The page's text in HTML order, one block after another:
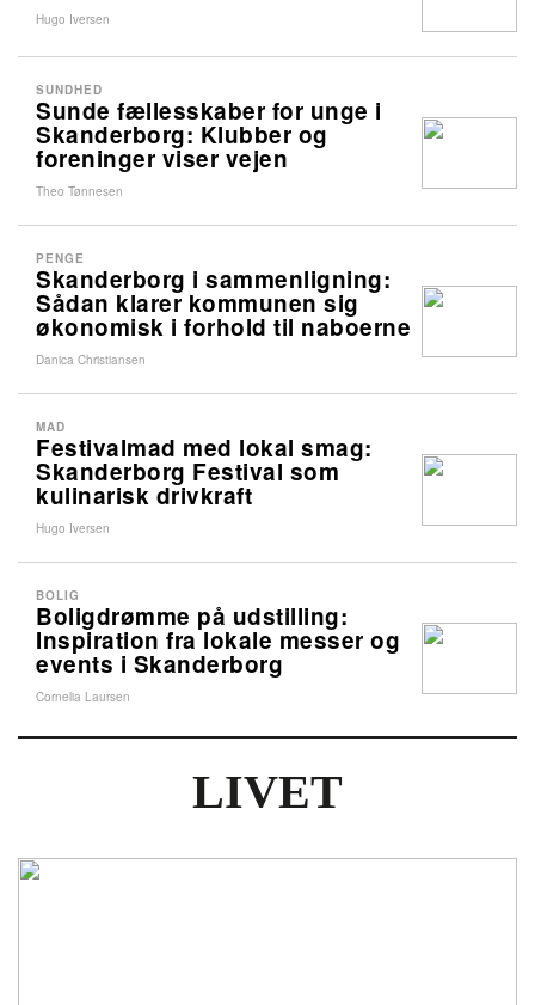
Hugo Iversen
Sunde fællesskaber for unge i
Skanderborg: Klubber og
foreninger viser vejen
SUNDHED
Theo Tønnesen
Skanderborg i sammenligning:
Sådan klarer kommunen sig
økonomisk i forhold til naboerne
PENGE
Danica Christiansen
Festivalmad med lokal smag:
Skanderborg Festival som
kulinarisk drivkraft
MAD
Hugo Iversen
Boligdrømme på udstilling:
Inspiration fra lokale messer og
events i Skanderborg
BOLIG
Cornelia Laursen
LIVET